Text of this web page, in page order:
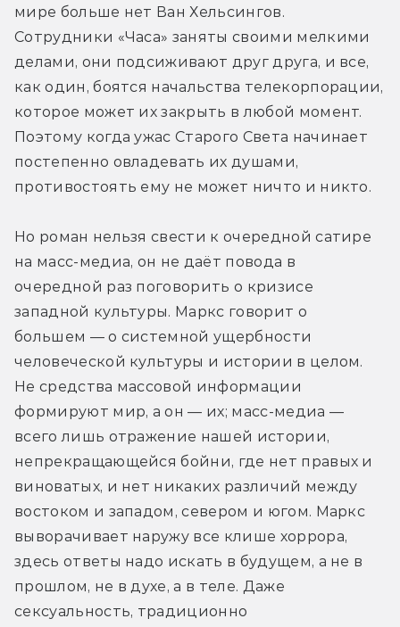
мире больше нет Ван Хельсингов.
Сотрудники «Часа» заняты своими мелкими
делами, они подсиживают друг друга, и все,
как один, боятся начальства телекорпорации,
которое может их закрыть в любой момент.
Поэтому когда ужас Старого Света начинает
постепенно овладевать их душами,
противостоять ему не может ничто и никто.
Но роман нельзя свести к очередной сатире
на масс-медиа, он не даёт повода в
очередной раз поговорить о кризисе
западной культуры. Маркс говорит о
большем — о системной ущербности
человеческой культуры и истории в целом.
Не средства массовой информации
формируют мир, а он — их; масс-медиа —
всего лишь отражение нашей истории,
непрекращающейся бойни, где нет правых и
виноватых, и нет никаких различий между
востоком и западом, севером и югом. Маркс
выворачивает наружу все клише хоррора,
здесь ответы надо искать в будущем, а не в
прошлом, не в духе, а в теле. Даже
сексуальность, традиционно